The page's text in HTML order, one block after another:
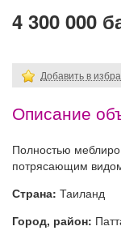
4 300 000
Добавить в
Описание
Полностью
потрясающим
Страна: Таиланд
Город, район: